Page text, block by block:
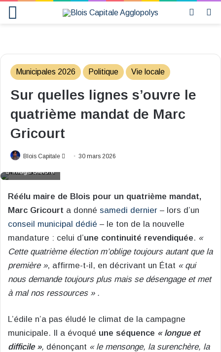
Municipales 2026 Politique Vie locale
Sur quelles lignes s’ouvre le
quatrième mandat de Marc
Gricourt
Blois Capitale
Envoyer30 mars 2026
Image Blois.fr
Réélu maire de Blois pour un quatrième mandat,
Marc Gricourt a donné samedi dernier – lors d’un
conseil municipal dédié – le ton de la nouvelle
mandature : celui d’une continuité revendiquée. «
Cette quatrième élection m’oblige toujours autant que la
première », affirme-t-il, en décrivant un État « qui
nous demande toujours plus mais se désengage et met
à mal nos ressources » .
L’édile n’a pas éludé le climat de la campagne
municipale. Il a évoqué une séquence « longue et
difficile », dénonçant « le mensonge, la surenchère, la